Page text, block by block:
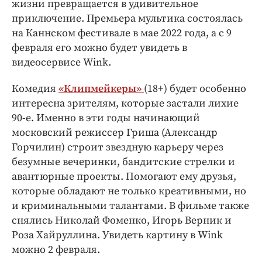
жизни превращается в удивительное
приключение. Премьера мультика состоялась
на Каннском фестивале в мае 2022 года, а с 9
февраля его можно будет увидеть в
видеосервисе Wink.
Комедия «Клипмейкеры» (18+) будет особенно
интересна зрителям, которые застали лихие
90-е. Именно в эти годы начинающий
московский режиссер Гриша (Александр
Горчилин) строит звездную карьеру через
безумные вечеринки, бандитские стрелки и
авантюрные проекты. Помогают ему друзья,
которые обладают не только креативными, но
и криминальными талантами. В фильме также
снялись Николай Фоменко, Игорь Верник и
Роза Хайруллина. Увидеть картину в Wink
можно 2 февраля.